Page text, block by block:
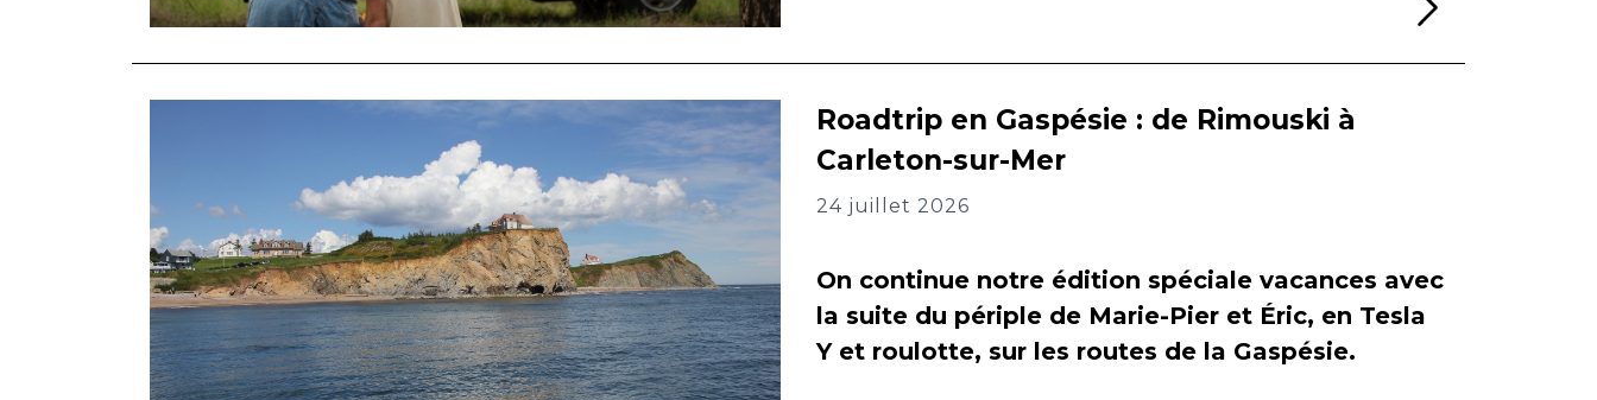
Roadtrip en Gaspésie : de Rimouski à
Carleton-sur-Mer
24 juillet 2026
On continue notre édition spéciale vacances avec
la suite du périple de Marie-Pier et Éric, en Tesla
Y et roulotte, sur les routes de la Gaspésie.